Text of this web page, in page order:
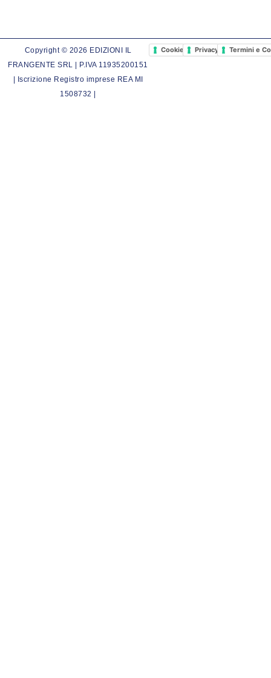
Copyright © 2026 EDIZIONI IL
FRANGENTE SRL | P.IVA 11935200151
| Iscrizione Registro imprese REA MI
1508732 |
Cookie PolicyPrivacy PolicyTermini e